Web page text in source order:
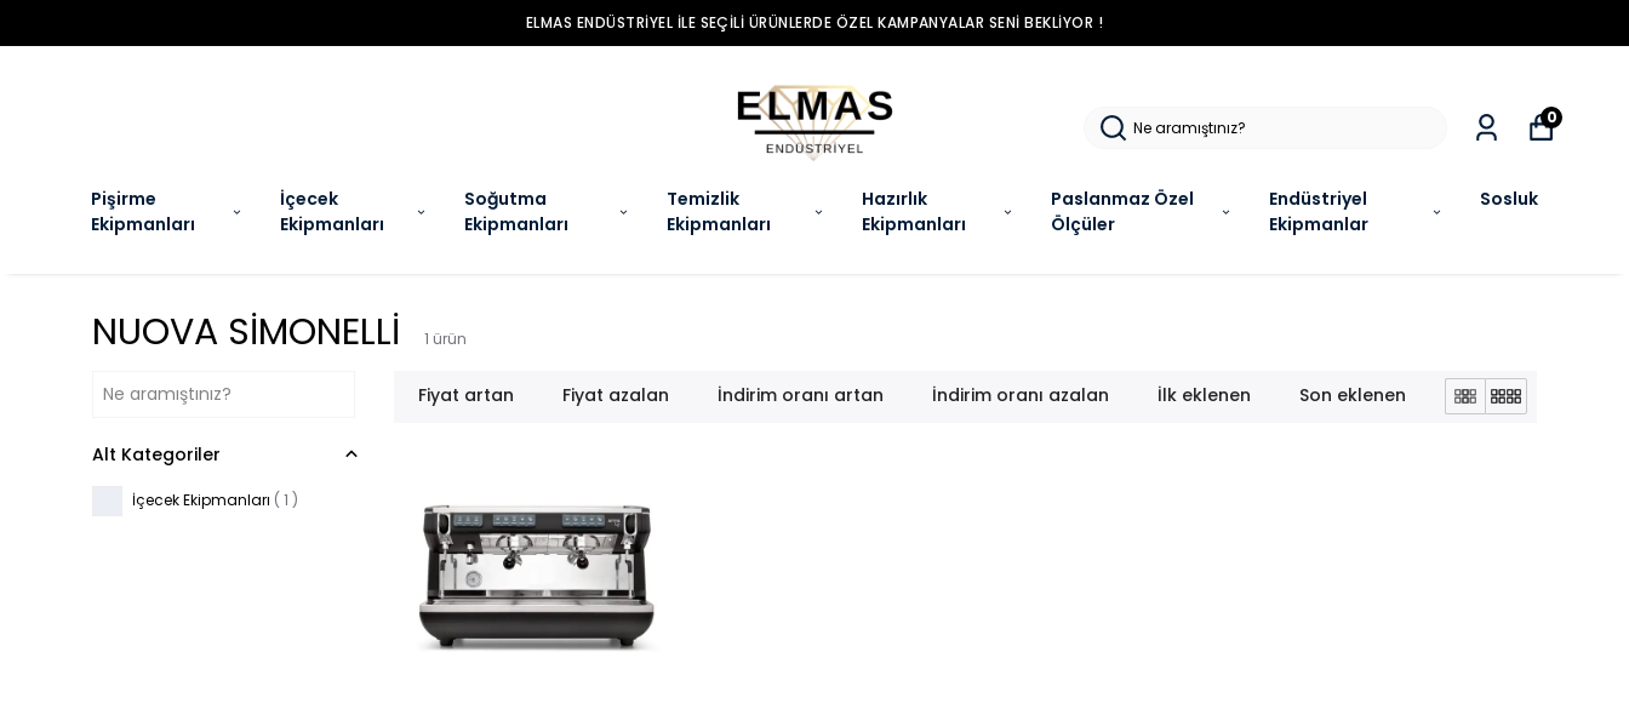
ELMAS ENDÜSTRIYEL ILE SEÇILI ÜRÜNLERDE ÖZEL KAMPANYALAR SENI BEKLIYOR !
Pişirme
Ekipmanları
İçecek
Ekipmanları
Soğutma
Ekipmanları
Temizlik
Ekipmanları
Hazırlık
Ekipmanları
Paslanmaz Özel
Ölçüler
Endüstriyel
Ekipmanlar
Sosluk
0
NUOVA SİMONELLİ 1 ürün
Fiyat artan Fiyat azalan İndirim oranı artan İndirim oranı azalan İlk eklenen Son eklenen
Alt Kategoriler
İçecek Ekipmanları ( 1 )